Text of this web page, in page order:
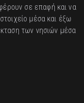
σε επαφή και να
μέσα και έξω
των νησιών μέσα